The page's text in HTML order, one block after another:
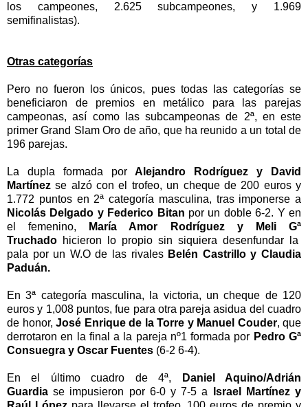
los campeones, 2.625 subcampeones, y 1.969
semifinalistas).
Otras categorías
Pero no fueron los únicos, pues todas las categorías se
beneficiaron de premios en metá lico para las parejas
campeonas, así como las subcampeonas de 2ª, en este
primer Grand Slam Oro de año, que ha reunido a un total de
196 parejas.
La dupla formada porAlejandro Rodríguez y David
Martínezse alzó con el trofeo, un cheque de 200 euros y
1.772 puntos en 2ª categoría masculina, tras imponerse a
Nicol ás Delgado y Federico Bitan por un doble 6-2. Y en
el femenino,
María Amor Rodríguez y Meli Gª
Truchado hicieron lo propio sin siquiera desenfundar la
pala por un W.O de las rivales Belén Castrillo y Claudia
Paduán.
En 3ª categoría masculina, la victoria, un cheque de 120
euros y 1,008 puntos, fue para otra pareja asidua del cuadro
de honor, José Enrique de la Torre y Manuel Couder, que
derrotaron en la final a la pareja nº1 formada por Pedro Gª
Consuegra y Oscar Fuentes (6-2 6-4).
En el ú ltimo cuadro de 4ª, Daniel Aquino/Adrián
Guardiase impusieron por 6-0 y 7-5 a Israel Martínez y